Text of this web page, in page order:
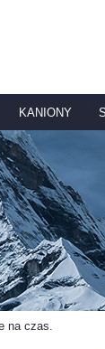
KANIONY
na czas.